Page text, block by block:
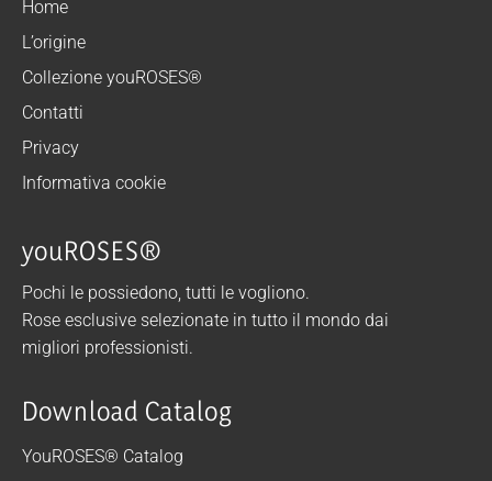
Home
L’origine
Collezione youROSES®
Contatti
Privacy
Informativa cookie
youROSES®
Pochi le possiedono, tutti le vogliono.
Rose esclusive selezionate in tutto il mondo dai
migliori professionisti.
Download Catalog
YouROSES® Catalog